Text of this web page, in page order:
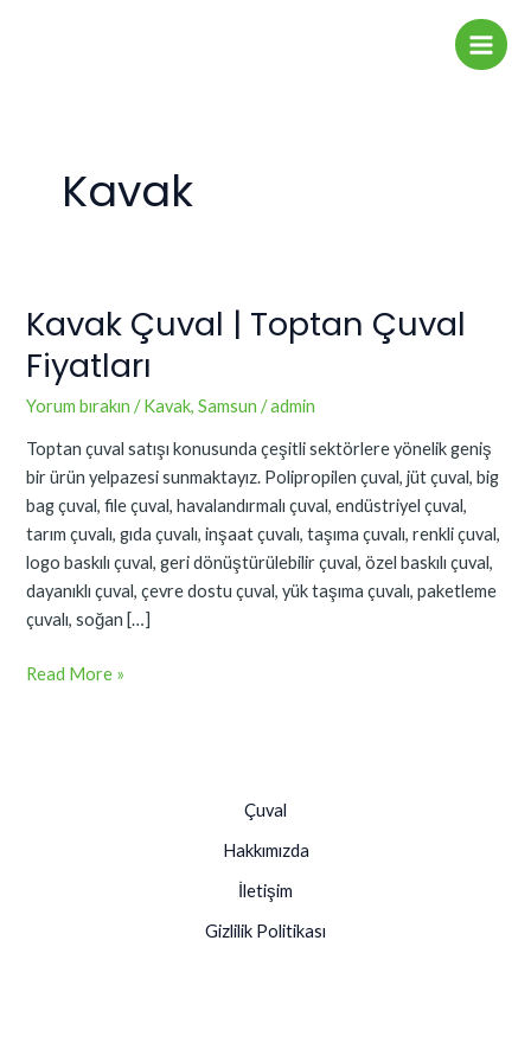
Main
Kavak
Kavak Çuval | Toptan Çuval
Fiyatları
Yorum bırakın /Kavak,Samsun /admin
Toptan çuval satışı konusunda çeşitli sektörlere yönelik geniş
bir ürün yelpazesi sunmaktayız. Polipropilen çuval, jüt çuval, big
bag çuval, file çuval, havalandırmalı çuval, endüstriyel çuval,
tarım çuvalı, gıda çuvalı, inşaat çuvalı, taşıma çuvalı, renkli çuval,
logo baskılı çuval, geri dönüştürülebilir çuval, özel baskılı çuval,
dayanıklı çuval, çevre dostu çuval, yük taşıma çuvalı, paketleme
çuvalı, soğan […]
Kavak
|
Toptan
Fiyatları
Read More »
Çuval
Hakkımızda
İletişim
Gizlilik Politikası